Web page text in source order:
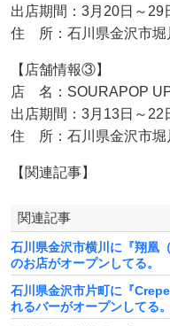
出店期間：3月20日～29
住 所：石川県金沢市堀
【店舗情報③】
店 名：SOURAPOP UP
出店期間：3月13日～22
住 所：石川県金沢市堀
【関連記事】
関連記事
石川県金沢市横川に『翔凰
のお店がオープンしてる。
石川県金沢市片町に『
れるバーがオープンしてる。